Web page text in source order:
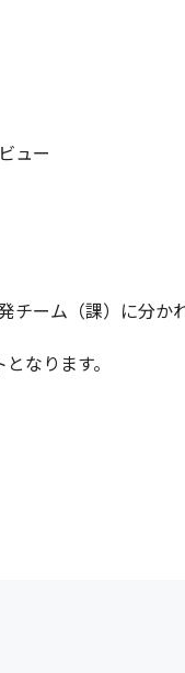
ュー
ーム（課）に分か
なります。